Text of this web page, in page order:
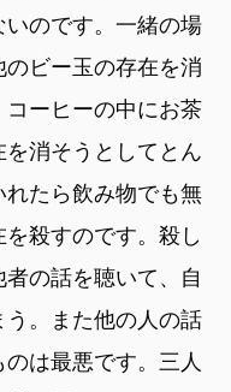
のです。一緒の場
ビー玉の存在を消
ーヒーの中にお茶
消そうとしてとん
たら飲み物でも無
殺すのです。殺し
の話を聴いて、自
。また他の人の話
は最悪です。三人